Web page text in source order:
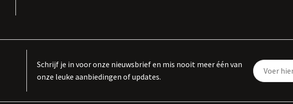
Schrijf je in voor onze nieuwsbrief en mis nooit meer één van
onze leuke aanbiedingen of updates.